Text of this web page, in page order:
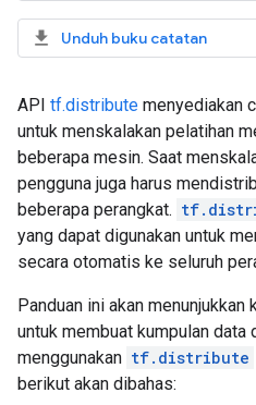
Unduh buku catatan
API tf.distribute menyediakan
untuk menskalakan pelatihan
beberapa mesin. Saat
pengguna juga harus
beberapa perangkat.
yang dapat digunakan untuk
secara otomatis ke seluruh
Panduan ini akan
untuk membuat kumpulan
menggunakan tf.distribute
berikut akan dibahas: